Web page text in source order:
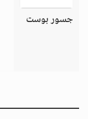
جسور بوست